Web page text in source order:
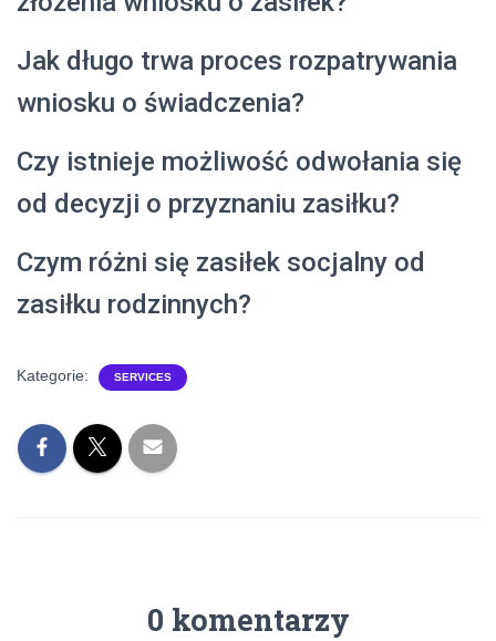
Jak długo trwa proces rozpatrywania
wniosku o świadczenia?
Czy istnieje możliwość odwołania się
od decyzji o przyznaniu zasiłku?
Czym różni się zasiłek socjalny od
zasiłku rodzinnych?
Kategorie: SERVICES
0 komentarzy